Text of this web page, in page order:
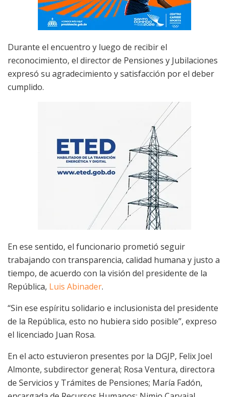
Durante el encuentro y luego de recibir el
reconocimiento, el director de Pensiones y Jubilaciones
expresó su agradecimiento y satisfacción por el deber
cumplido.
En ese sentido, el funcionario prometió seguir
trabajando con transparencia, calidad humana y justo a
tiempo, de acuerdo con la visión del presidente de la
República, Luis Abinader.
“Sin ese espíritu solidario e inclusionista del presidente
de la República, esto no hubiera sido posible’’, expreso
el licenciado Juan Rosa.
En el acto estuvieron presentes por la DGJP, Felix Joel
Almonte, subdirector general; Rosa Ventura, directora
de Servicios y Trámites de Pensiones; María Fadón,